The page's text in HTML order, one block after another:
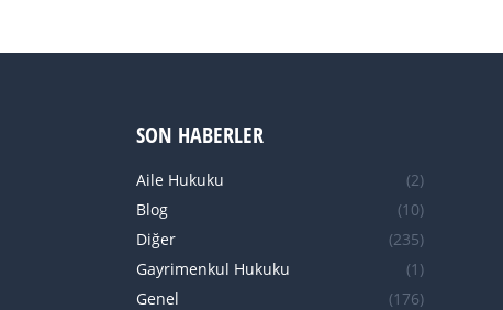
SON HABERLER
Aile Hukuku
(2)
Blog
(10)
Diğer
(235)
Gayrimenkul Hukuku
(1)
Genel
(176)